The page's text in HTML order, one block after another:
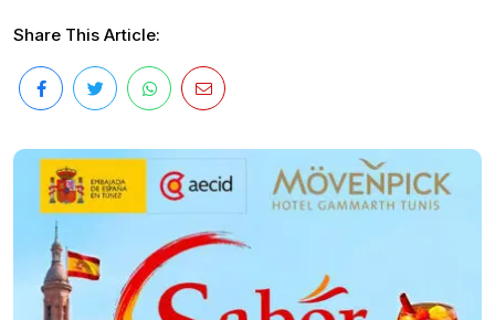
Share This Article: